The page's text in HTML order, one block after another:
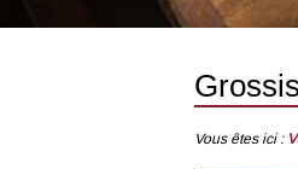
Vous êtes ici :